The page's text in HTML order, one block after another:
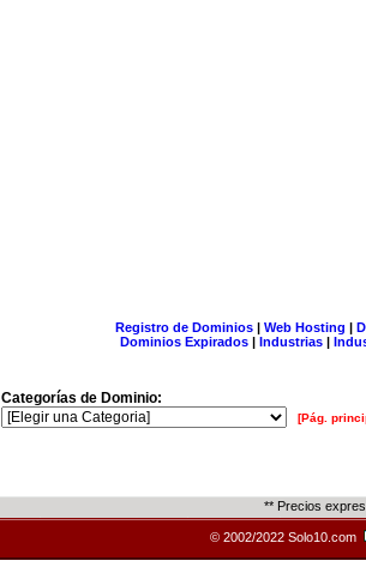
Registro de Dominios| Web Hosting |
Dominios Expirados | Industrias |
Categorías de Dominio:
[Pág.
** Precios
© 2002/2022 Solo10.com